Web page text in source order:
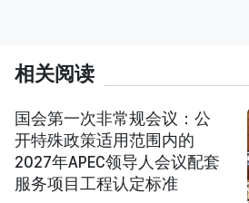
相关阅读
国会第一次非常规会议：公
开特殊政策适用范围内的
2027年APEC领导人会议配套
服务项目工程认定标准